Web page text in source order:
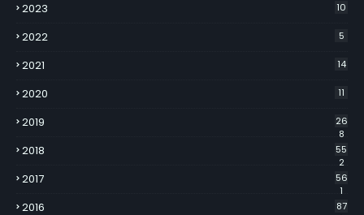
2023 10
2022 5
2021 14
2020 11
2019
26
8
2018
55
2
2017
56
1
2016
87